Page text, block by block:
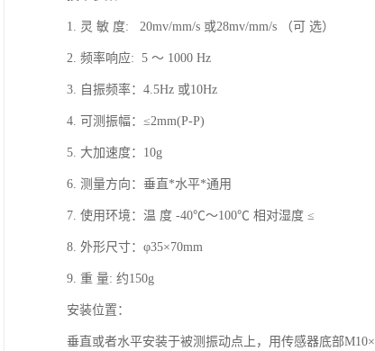
1. 灵 敏 度: 20mv/mm/s 或28mv/mm/s （可 选）
2. 频率响应: 5 ～ 1000 Hz
3. 自振频率： 4.5Hz 或10Hz
4. 可测振幅：≤2mm(P-P)
5. 大加速度： 10g
6. 测量方向：垂直 *水平*通用
7. 使用环境：温 度 -40℃～100℃ 相对湿度 ≤
8. 外形尺寸： φ35×70mm
9. 重 量: 约150g
安装位置：
垂直或者水平安装于被测振动点上，用传感器底部M10×